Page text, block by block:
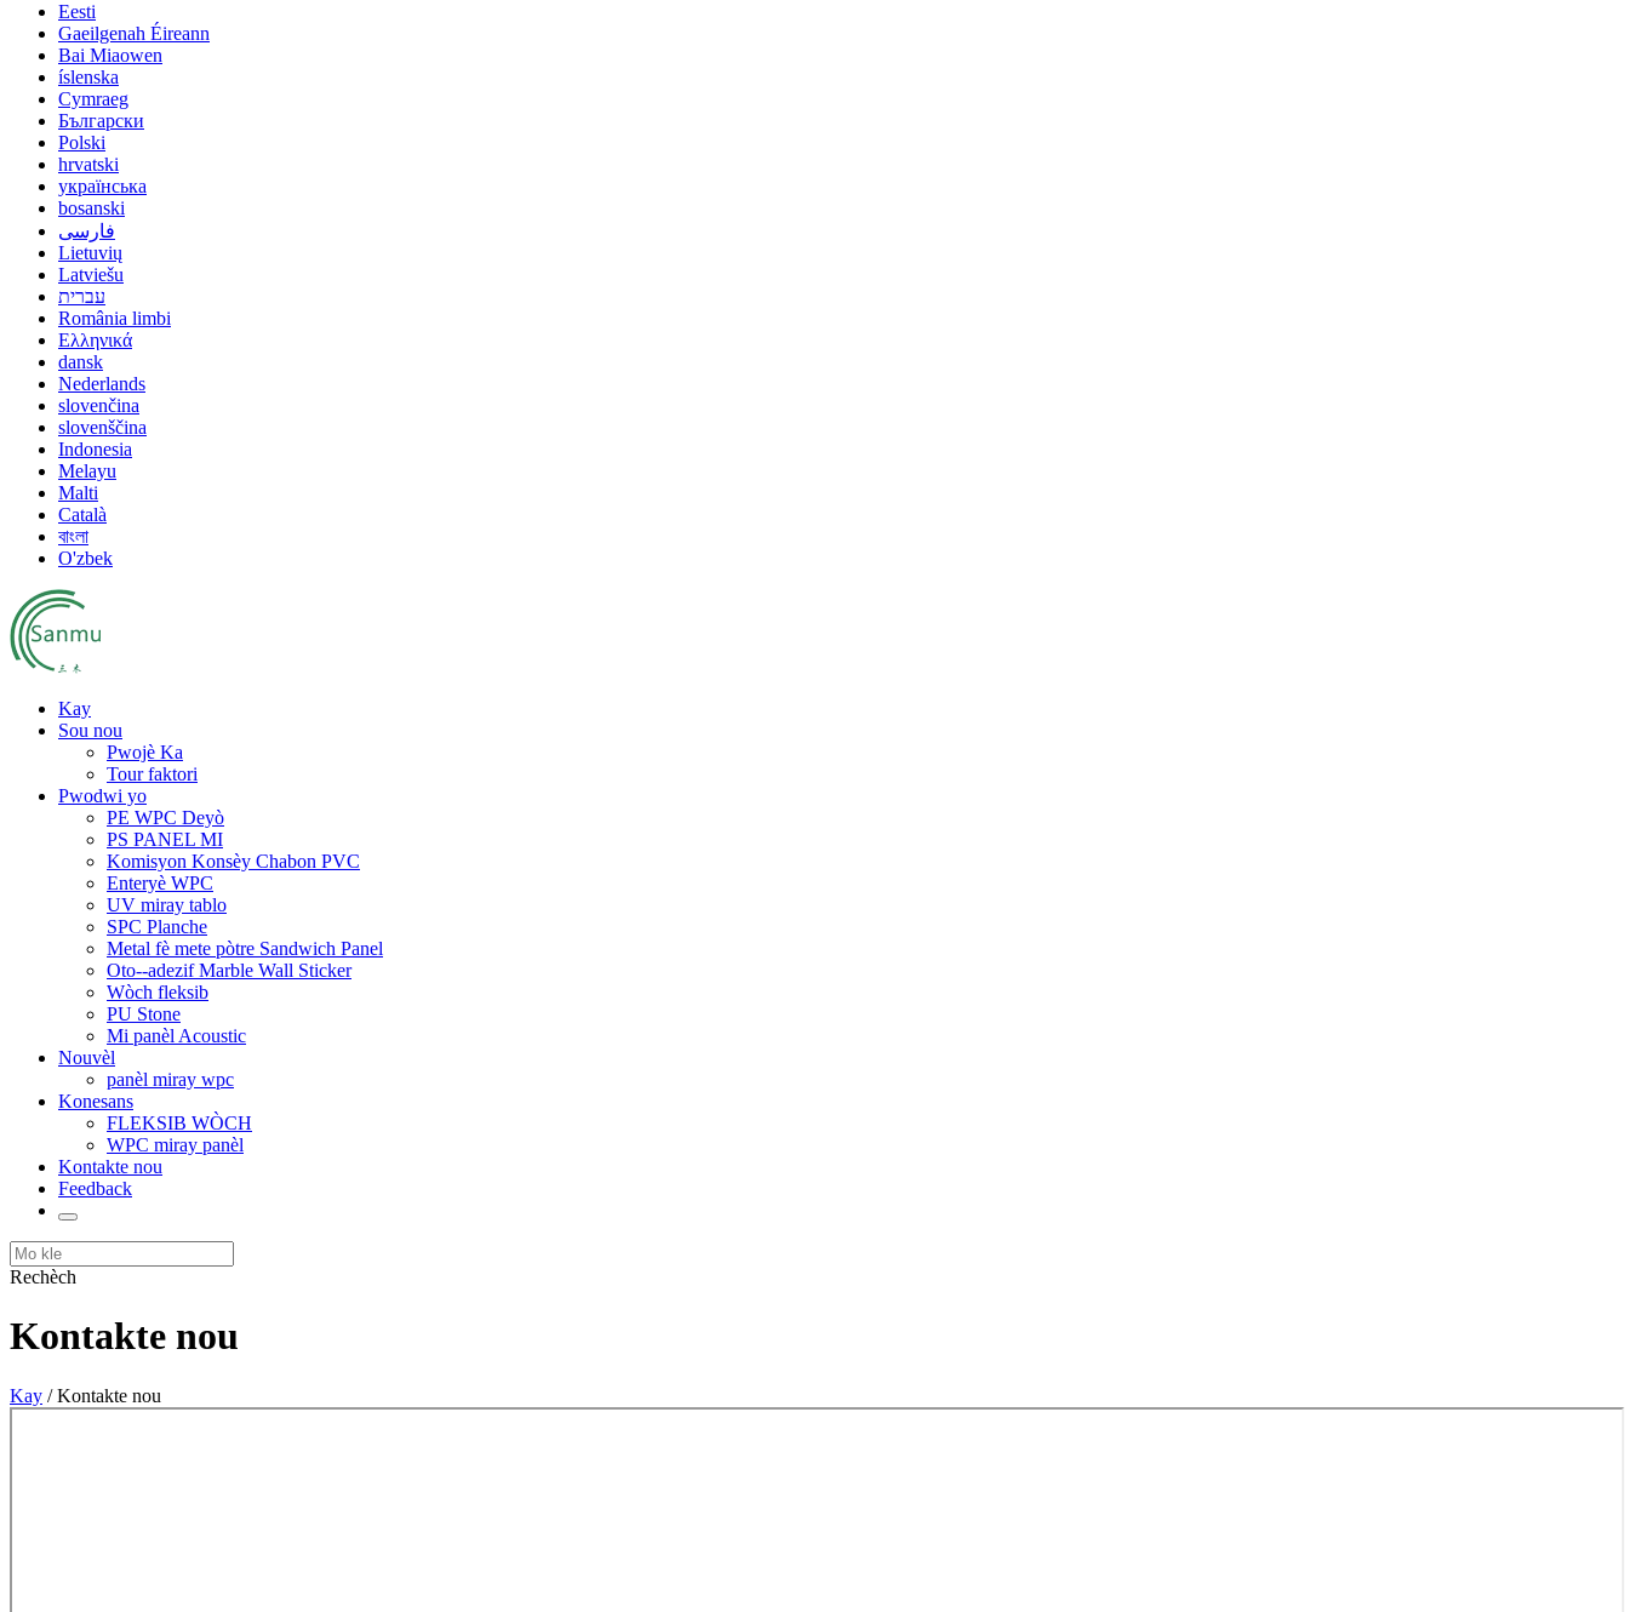
Eesti
Gaeilgenah Éireann
Bai Miaowen
íslenska
Cymraeg
Български
Polski
hrvatski
українська
bosanski
فارسی
Lietuvių
Latviešu
עברית
România limbi
Ελληνικά
dansk
Nederlands
slovenčina
slovenščina
Indonesia
Melayu
Malti
Català
বাংলা
O'zbek
Kay
Sou nou
Pwojè Ka
Tour faktori
Pwodwi yo
PE WPC Deyò
PS PANEL MI
Komisyon Konsèy Chabon PVC
Enteryè WPC
UV miray tablo
SPC Planche
Metal fè mete pòtre Sandwich Panel
Oto--adezif Marble Wall Sticker
Wòch fleksib
PU Stone
Mi panèl Acoustic
Nouvèl
panèl miray wpc
Konesans
FLEKSIB WÒCH
WPC miray panèl
Kontakte nou
Feedback
Rechèch
Kontakte nou
Kay / Kontakte nou